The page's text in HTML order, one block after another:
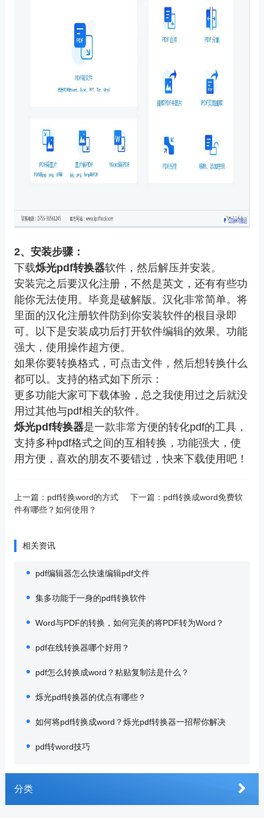
2、安装步骤：
下载烁光pdf转换器软件，然后解压并安装。
安装完之后要汉化注册，不然是英文，还有有些功
能你无法使用。毕竟是破解版。汉化非常简单。将
里面的汉化注册软件防到你安装软件的根目录即
可。以下是安装成功后打开软件编辑的效果。功能
强大，使用操作超方便。
如果你要转换格式，可点击文件，然后想转换什么
都可以。支持的格式如下所示：
更多功能大家可下载体验，总之我使用过之后就没
用过其他与pdf相关的软件。
烁光pdf转换器是一款非常方便的转化pdf的工具，
支持多种pdf格式之间的互相转换，功能强大，使
用方便，喜欢的朋友不要错过，快来下载使用吧！
上一篇： pdf转换word的方式下一篇： pdf转换成word免费软
件有哪些？如何使用？
相关资讯
pdf编辑器怎么快速编辑pdf文件
集多功能于一身的pdf转换软件
Word与PDF的转换，如何完美的将PDF转为Word？
pdf在线转换器哪个好用？
pdf怎么转换成word？粘贴复制法是什么？
烁光pdf转换器的优点有哪些？
如何将pdf转换成word？烁光pdf转换器一招帮你解决
pdf转word技巧
分类